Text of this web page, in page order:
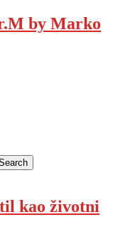
by Marko
kao životni